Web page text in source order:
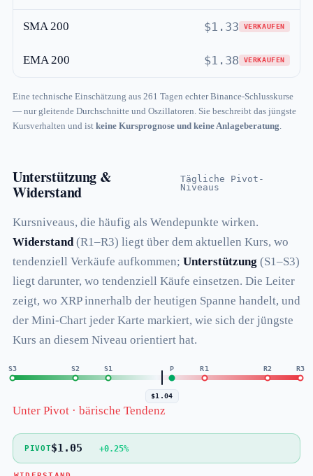
SMA 200 $1.33 VERKAUFEN
EMA 200 $1.38 VERKAUFEN
Eine technische Einschätzung aus 261 Tagen echter Binance-Schlusskurse
— nur gleitende Durchschnitte und Oszillatoren. Sie beschreibt das jüngste
Kursverhalten und ist keine Kursprognose und keine Anlageberatung.
Unterstützung &
Widerstand
Tägliche Pivot-
Niveaus
Kursniveaus, die häufig als Wendepunkte wirken.
Widerstand(R1–R3) liegt über dem aktuellen Kurs, wo
tendenziell Verkäufe aufkommen; Unterstützung (S1–S3)
liegt darunter, wo tendenziell Käufe einsetzen. Die Leiter
zeigt, wo XRP innerhalb der heutigen Spanne handelt, und
der Mini-Chart jeder Karte markiert, wie sich der jüngste
Kurs an diesem Niveau orientiert hat.
R3
R2
R1
P
S1
S2
S3
$1.04
Unter Pivot · bärische Tendenz
PIVOT$1.05 +0.25%